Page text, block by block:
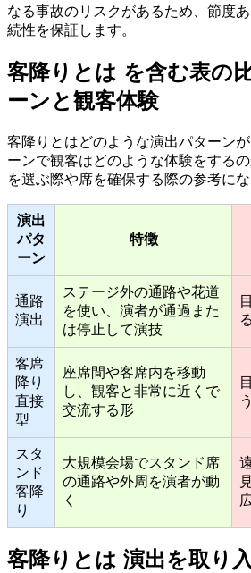
なる事故のリスクがあるため、節度
続性を保証します。
客降りとは を含む表の
ーンと観客体験
客降りとはどのような演出パターン
ーンで観客はどのような体験をする
を選ぶ際や席を確保する際の参考にな
演出
パタ
ーン
特徴
通路
演出
ステージ外の通路や花道
を使い、演者が通過また
は停止して演技
客席
降り
直接
型
座席間や客席内を移動
し、観客と非常に近くで
交流する形
スタ
ンド
客降
り
大規模会場でスタンド席
の通路や外周を演者が動
く
客降りとは 演出を取り